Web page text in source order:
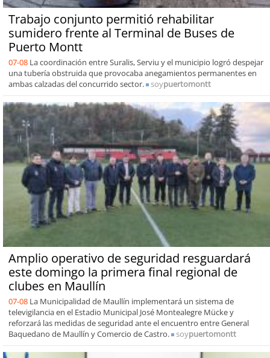
Trabajo conjunto permitió rehabilitar
sumidero frente al Terminal de Buses de
Puerto Montt
07-08 La coordinación entre Suralis, Serviu y el municipio logró despejar
una tubería obstruida que provocaba anegamientos permanentes en
ambas calzadas del concurrido sector.
soypuertomontt
Amplio operativo de seguridad resguardará
este domingo la primera final regional de
clubes en Maullín
07-08 La Municipalidad de Maullín implementará un sistema de
televigilancia en el Estadio Municipal José Montealegre Mücke y
reforzará las medidas de seguridad ante el encuentro entre General
Baquedano de Maullín y Comercio de Castro.
soypuertomontt